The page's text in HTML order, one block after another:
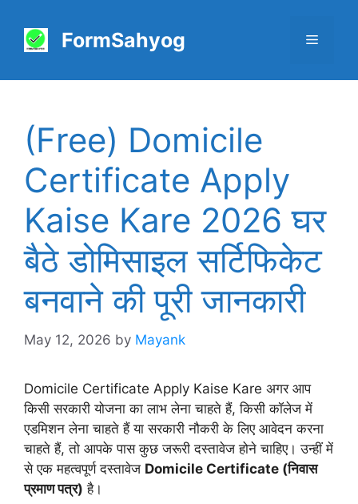
content
FormSahyog Menu
(Free) Domicile
Certificate Apply
Kaise Kare 2026 घर
बैठे डोमिसाइल सर्टिफिकेट
बनवाने की पूरी जानकारी
May 12, 2026 by Mayank
Domicile Certificate Apply Kaise Kare अगर आप
किसी सरकारी योजना का लाभ लेना चाहते हैं, किसी कॉलेज में
एडमिशन लेना चाहते हैं या सरकारी नौकरी के लिए आवेदन करना
चाहते हैं, तो आपके पास कुछ जरूरी दस्तावेज होने चाहिए। उन्हीं में
से एक महत्वपूर्ण दस्तावेज Domicile Certificate (निवास
प्रमाण पत्र) है।